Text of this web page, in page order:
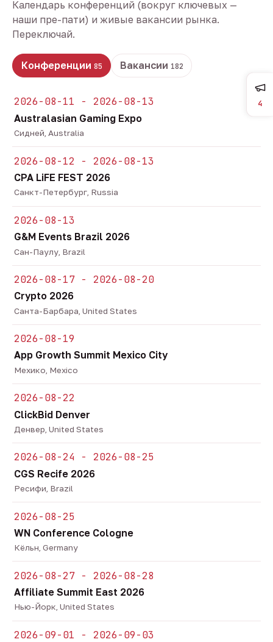
Календарь конференций (вокруг ключевых —
наши пре-пати) и живые вакансии рынка.
Переключай.
Конференции 85 Вакансии 182
2026-08-11 - 2026-08-13
Australasian Gaming Expo
Сидней, Australia
2026-08-12 - 2026-08-13
CPA LiFE FEST 2026
Санкт-Петербург, Russia
2026-08-13
G&M Events Brazil 2026
Сан-Паулу, Brazil
2026-08-17 - 2026-08-20
Crypto 2026
Санта-Барбара, United States
2026-08-19
App Growth Summit Mexico City
Мехико, Mexico
2026-08-22
ClickBid Denver
Денвер, United States
2026-08-24 - 2026-08-25
CGS Recife 2026
Ресифи, Brazil
2026-08-25
WN Conference Cologne
Кёльн, Germany
2026-08-27 - 2026-08-28
Affiliate Summit East 2026
Нью-Йорк, United States
2026-09-01 - 2026-09-03
4